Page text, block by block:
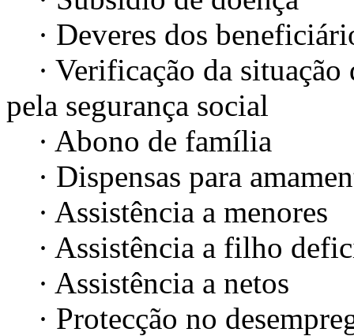
· Deveres dos
· Verificação da situação
pela segurança social
· Abono de família
· Dispensas para
· Assistência a menores
· Assistência a filho
· Assistência a netos
· Protecção no